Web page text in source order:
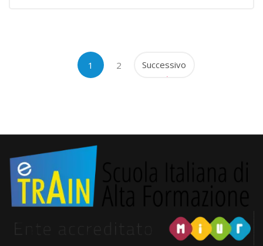
1 (zttuale)
2 Successivo